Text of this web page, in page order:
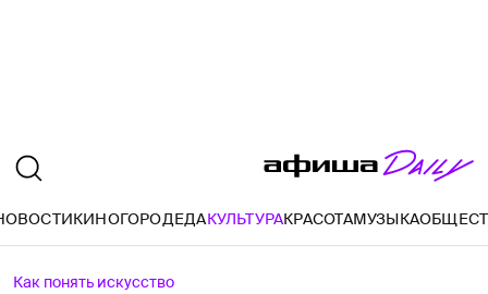
КИНОГОРОДЕДАКУЛЬТУРАКРАСОТАМУЗЫКА
Как понять искусство